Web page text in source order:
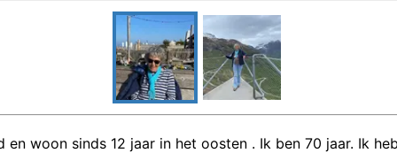
woon sinds 12 jaar in het oosten . Ik ben 70 jaar. Ik